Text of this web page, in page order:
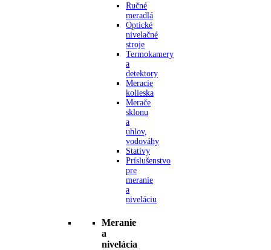
Ručné
meradlá
Optické
nivelačné
stroje
Termokamery
a
detektory
Meracie
kolieska
Merače
sklonu
a
uhlov,
vodováhy
Statívy
Príslušenstvo
pre
meranie
a
niveláciu
Meranie
a
nivelácia